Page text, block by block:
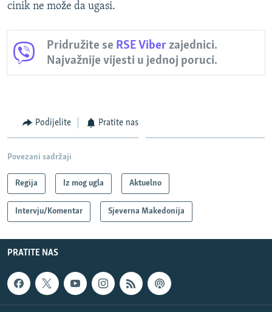
cinik ne može da ugasi.
Pridružite se RSE Viberzajednici.
Najvažnije vijesti u jednoj poruci.
Podijelite Pratite nas
Povezani sadržaji
Regija Iz mog ugla Aktuelno
Intervju/Komentar Sjeverna Makedonija
PRATITE NAS